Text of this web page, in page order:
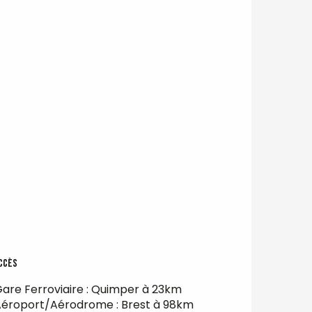
Ferroviaire : Quimper à 23km
Aérodrome : Brest à 98km